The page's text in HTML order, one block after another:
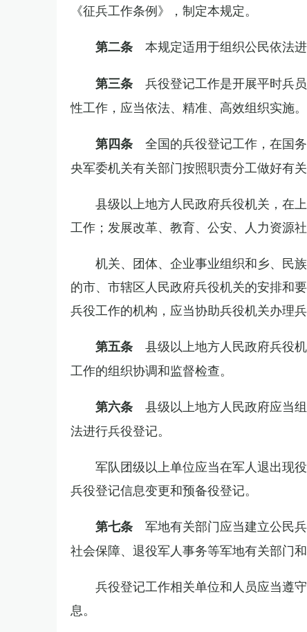
《征兵工作条例》，制定本规定。
第二条 本规定适用于组织公民依法
第三条 兵役登记工作是开展平时兵
性工作，应当依法、精准、高效组织实施。
第四条 全国的兵役登记工作，在国
央军委机关有关部门按照职责分工做好有关
县级以上地方人民政府兵役机关，在
工作；发展改革、教育、公安、人力资源
机关、团体、企业事业组织和乡、民
的市、市辖区人民政府兵役机关的安排和
兵役工作的机构，应当协助兵役机关办理
第五条 县级以上地方人民政府兵役
工作的组织协调和监督检查。
第六条 县级以上地方人民政府应当
法进行兵役登记。
军队团级以上单位应当在军人退出现
兵役登记信息变更和预备役登记。
第七条 军地有关部门应当建立公民
社会保障、退役军人事务等军地有关部门
兵役登记工作相关单位和人员应当遵
息。